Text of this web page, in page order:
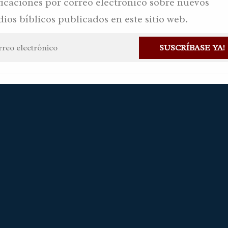
SUSCRÍBASE YA!
bíblicos publicados en este sitio web.